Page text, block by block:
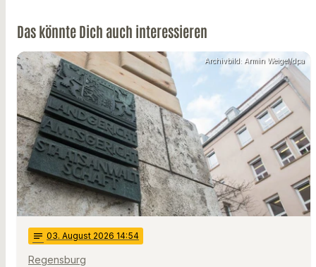
Das könnte Dich auch interessieren
Archivbild: Armin Weigel/dpa
notes 03. August 2026 14:54
Regensburg